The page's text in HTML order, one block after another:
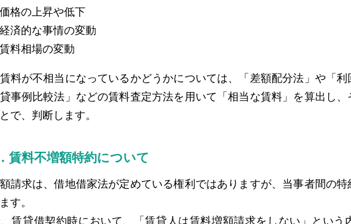
格の上昇や低下
済的な事情の変動
料相場の変動
料が不相当になっているかどうかについては、「差額配分法」や「利
事例比較法」などの賃料査定方法を用いて「相当な賃料」を算出し
で、判断します。
賃料不増額特約について
請求は、借地借家法が定めている権利ではありますが、当事者間の特
す。
賃貸借契約時において、「賃貸人は賃料増額請求をしない」という